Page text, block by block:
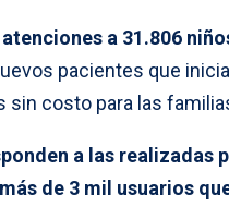
a 31.806
pacientes que
sin costo para las
a las realizadas
más de 3 mil usuarios